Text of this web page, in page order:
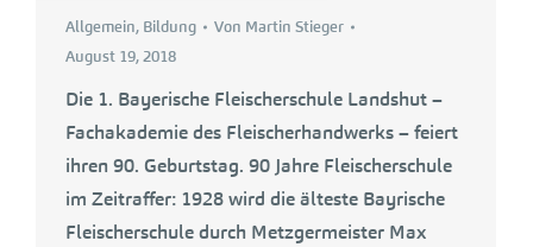
Allgemein, Bildung Von Martin Stieger
August 19, 2018
Die 1. Bayerische Fleischerschule Landshut –
Fachakademie des Fleischerhandwerks – feiert
ihren 90. Geburtstag. 90 Jahre Fleischerschule
im Zeitraffer: 1928 wird die älteste Bayrische
Fleischerschule durch Metzgermeister Max